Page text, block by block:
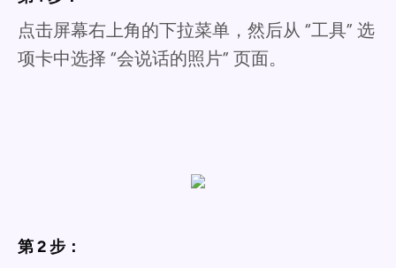
点击屏幕右上角的下拉菜单，然后从 “工具” 选
项卡中选择 “会说话的照片” 页面。
第 2 步：